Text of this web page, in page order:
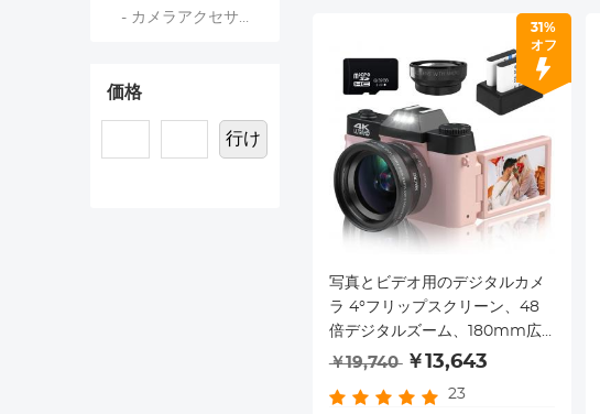
- カメラアクセサリー
価格
行け
31%
オフ
写真とビデオ用のデジタルカメ
ラ 4°フリップスクリーン、48
倍デジタルズーム、180mm広
角およびマクロレンズ、16GB
ーを備えたYouTubeブログカメ
￥19,740 ￥13,643
23